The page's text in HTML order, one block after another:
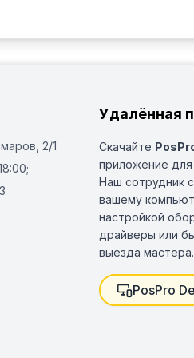
2/1
Удалённая
Скачайте
приложение
Наш сотрудник
вашему
настройкой
драйверы или
выезда мастера.
PosPro